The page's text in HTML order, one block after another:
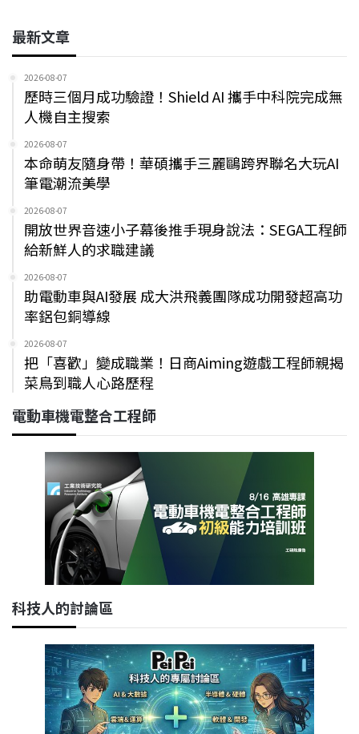
最新文章
2026-08-07
歷時三個月成功驗證！Shield AI 攜手中科院完成無
人機自主搜索
2026-08-07
本命萌友隨身帶！華碩攜手三麗鷗跨界聯名大玩AI
筆電潮流美學
2026-08-07
開放世界音速小子幕後推手現身說法：SEGA工程師
給新鮮人的求職建議
2026-08-07
助電動車與AI發展 成大洪飛義團隊成功開發超高功
率鋁包銅導線
2026-08-07
把「喜歡」變成職業！日商Aiming遊戲工程師親揭
菜鳥到職人心路歷程
電動車機電整合工程師
科技人的討論區